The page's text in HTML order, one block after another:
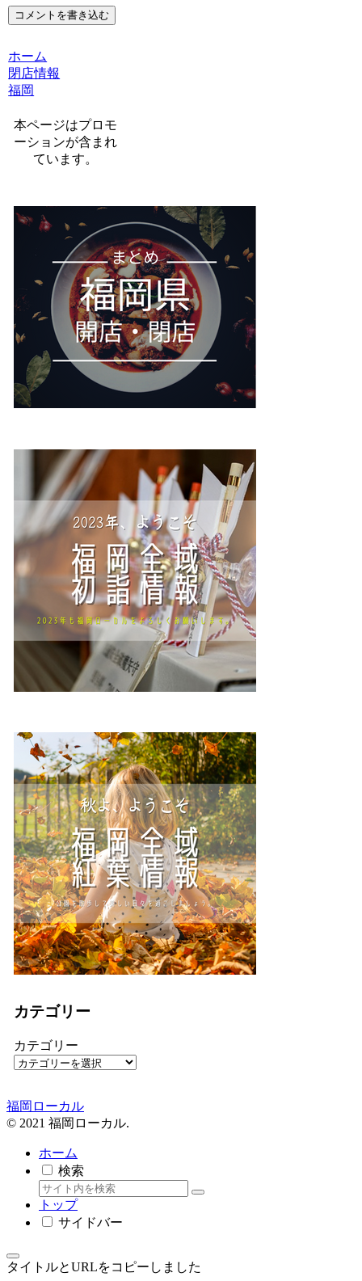
コメントを書き込む
ホーム
閉店情報
福岡
本ページはプロモ
ーションが含まれ
ています。
カテゴリー
カテゴリー
福岡ローカル
© 2021 福岡ローカル.
ホーム
検索
トップ
サイドバー
タイトルとURLをコピーしました